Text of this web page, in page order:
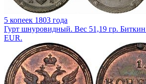
5 копеек 1803 года
Гурт шнуровидный. Вес 51,19 гр.
EUR.